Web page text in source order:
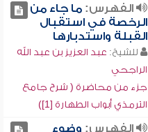
الفهرس:ما جاء من
الرخصة في استقبال
القبلة واستدبارها
للشيخ: عبد العزيز بن عبد الله
الراجحي
جزء من محاضرة ( شرح جامع
الترمذي أبواب الطهارة [1])
الفهرس: وضوء